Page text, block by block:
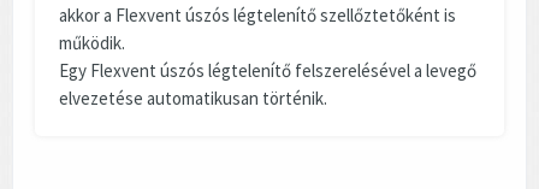
akkor a Flexvent úszós légtelenítő szellőztetőként is
működik.
Egy Flexvent úszós légtelenítő felszerelésével a levegő
elvezetése automatikusan történik.